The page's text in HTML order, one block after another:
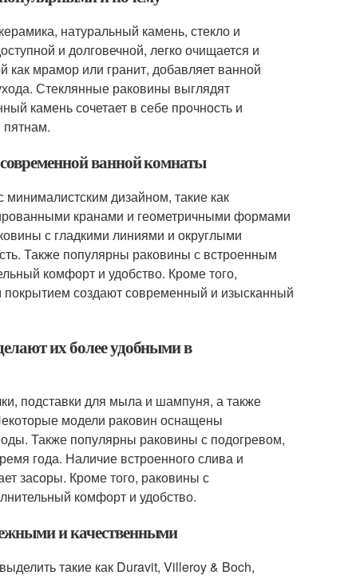
натуральный камень, стекло и
и долговечной, легко очищается и
как мрамор или гранит, добавляет ванной
Стеклянные раковины выглядят
камень сочетает в себе прочность и
пятнам.
ванной комнаты
дизайном, такие как
кранами и геометричными формами
с гладкими линиями и округлыми
Также популярны раковины с встроенным
комфорт и удобство. Кроме того,
покрытием создают современный и изысканный
их более удобными в
подставки для мыла и шампуня, а также
модели раковин оснащены
Также популярны раковины с подогревом,
года. Наличие встроенного слива и
засоры. Кроме того, раковины с
комфорт и удобство.
и качественными
такие как Duravit, Villeroy & Boch,